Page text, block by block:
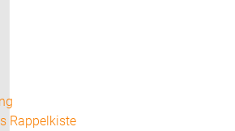
Rappelkiste